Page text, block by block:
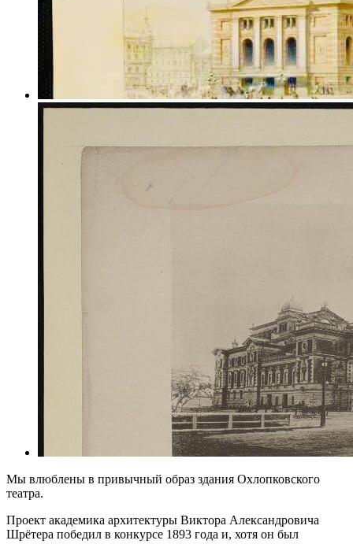
Мы влюблены в привычный образ здания Охлопковского
театра.
Проект академика архитектуры Виктора Александровича
Шрётера победил в конкурсе 1893 года и, хотя он был